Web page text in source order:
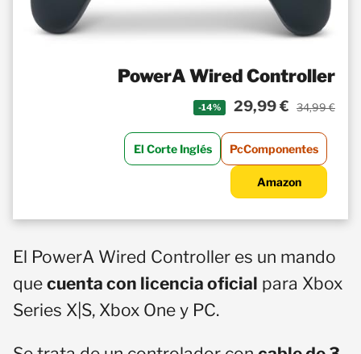
PowerA Wired Controller
-14% 29,99 € 34,99 €
El Corte Inglés PcComponentes
Amazon
El PowerA Wired Controller es un mando
que cuenta con licencia oficial para Xbox
Series X|S, Xbox One y PC.